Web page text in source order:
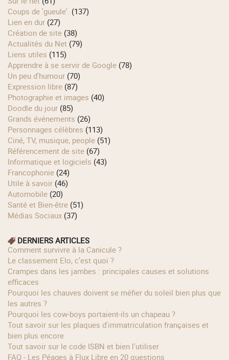
Coups de 'gueule'. (137)
Lien en dur (27)
Création de site (38)
Actualités du Net (79)
Liens utiles (115)
Apprendre à se servir de Google (78)
Un peu d'humour (70)
Expression libre (87)
Photographie et images (40)
Doodle du jour (85)
Grands événements (26)
Personnages célèbres (113)
Ciné, TV, musique, people (51)
Référencement de site (67)
Informatique et logiciels (43)
Francophonie (24)
Utile à savoir (46)
Automobile (20)
Santé et Bien-être (51)
Médias Sociaux (37)
DERNIERS ARTICLES
Comment survivre à la Canicule ?
Le classement Elo, c’est quoi ?
Crampes dans les jambes : principales causes et solutions
efficaces
Pourquoi les chauves doivent se méfier du soleil bien plus que
les autres ?
Pourquoi les cow‑boys portaient‑ils un chapeau ?
Tout savoir sur les plaques d'immatriculation françaises et
bien plus encore
Tout savoir sur le code ISBN et bien l'utiliser
FAQ - Les Péages à Flux Libre en 20 questions